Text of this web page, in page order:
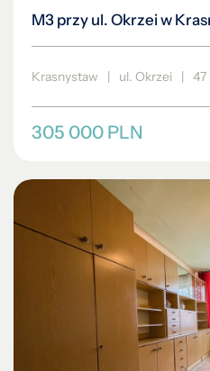
M3 przy ul. Okrzei w
Krasnystaw | ul. Okrzei | 47
305 000 PLN